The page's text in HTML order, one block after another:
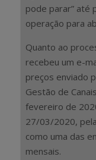
pode parar” até
operação para
Quanto ao
recebeu um e-
preços enviado
Gestão de
fevereiro de
27/03/2020,
como uma das
mensais.